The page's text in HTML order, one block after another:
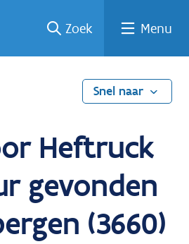
Zoek Menu
Snel naar
Heftruck
gevonden
(3660)